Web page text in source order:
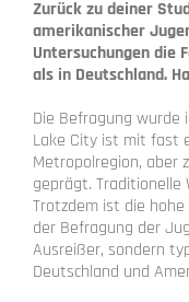
Zurück zu deiner
amerikanischer
Untersuchungen die
als in Deutschland.
Die Befragung wurde
Lake City ist mit fast
Metropolregion, aber
geprägt. Traditionelle
Trotzdem ist die
der Befragung der
Ausreißer, sondern
Deutschland und